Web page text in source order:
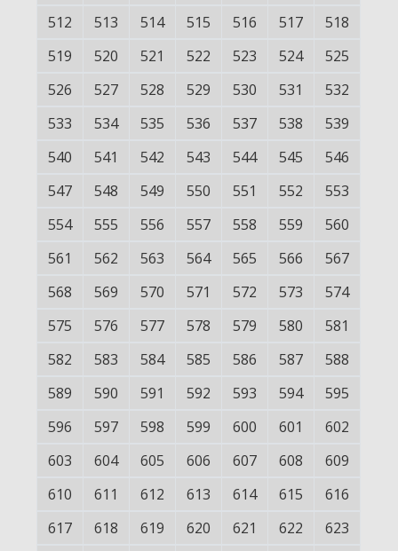
512 513 514 515 516 517
518
519
520 521 522 523 524
525
526
527 528 529 530 531
532
533
534 535 536 537 538
539
540
541 542 543 544 545
546
547
548 549 550 551 552
553
554
555 556 557 558 559
560
561
562 563 564 565 566
567
568
569 570 571 572 573
574
575
576 577 578 579 580
581
582
583 584 585 586 587
588
589
590 591 592 593 594
595
596
597 598 599 600 601
602
603
604 605 606 607 608
609
610
611 612 613 614 615
616
617
618 619 620 621 622
623